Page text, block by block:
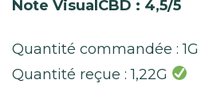
Note VisualCBD : 4,5/5
Quantité commandée : 1G
Quantité reçue : 1,22G